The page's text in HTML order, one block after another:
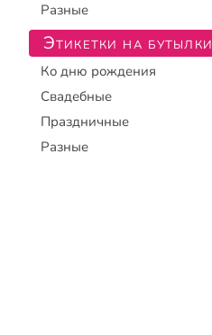
Разные
Этикетки на бутылки
Ко дню рождения
Свадебные
Праздничные
Разные